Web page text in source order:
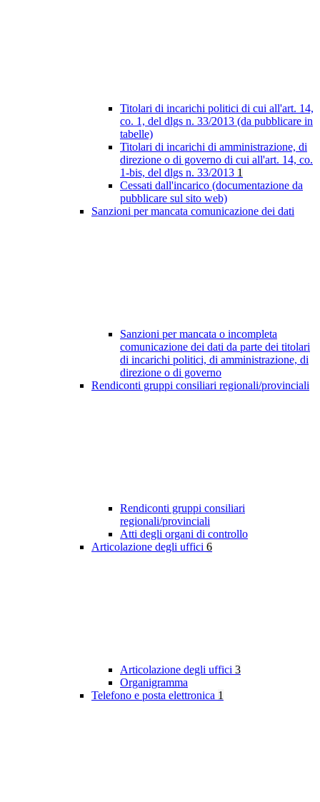
Titolari di incarichi politici di cui all'art. 14,
co. 1, del dlgs n. 33/2013 (da pubblicare in
tabelle)
Titolari di incarichi di amministrazione, di
direzione o di governo di cui all'art. 14, co.
1-bis, del dlgs n. 33/2013 1
Cessati dall'incarico (documentazione da
pubblicare sul sito web)
Sanzioni per mancata comunicazione dei dati
Sanzioni per mancata o incompleta
comunicazione dei dati da parte dei titolari
di incarichi politici, di amministrazione, di
direzione o di governo
Rendiconti gruppi consiliari regionali/provinciali
Rendiconti gruppi consiliari
regionali/provinciali
Atti degli organi di controllo
Articolazione degli uffici 6
Articolazione degli uffici 3
Organigramma
Telefono e posta elettronica 1